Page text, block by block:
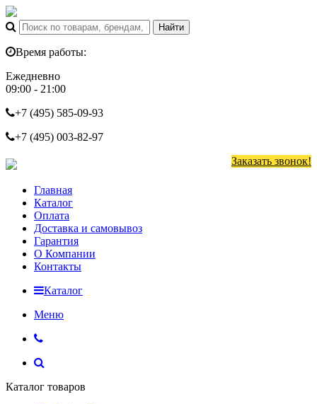
Время работы:
Ежедневно
09:00 - 21:00
+7 (495) 585-09-93
+7 (495) 003-82-97
Заказать звонок!
Главная
Каталог
Оплата
Доставка и самовывоз
Гарантия
О Компании
Контакты
Каталог
Меню
Каталог товаров